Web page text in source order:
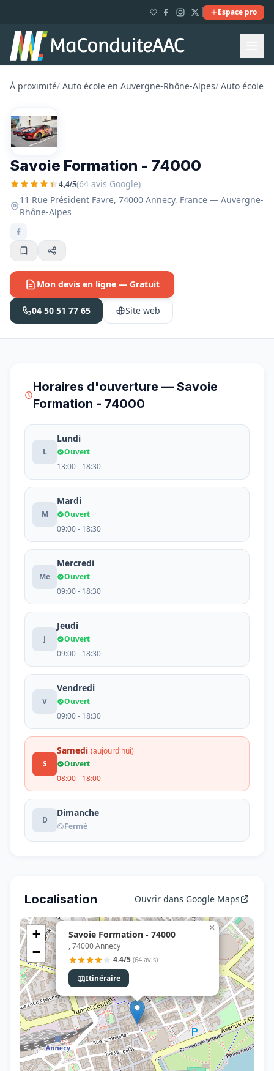
Espace pro
À proximité/ Auto école en Auvergne-Rhône-Alpes/ Auto école
Savoie Formation - 74000
4,4/5(64 avis Google)
11 Rue Président Favre, 74000 Annecy, France — Auvergne-
Rhône-Alpes
Mon devis en ligne — Gratuit
04 50 51 77 65 Site web
Horaires d'ouverture — Savoie
Formation - 74000
L
Lundi
Ouvert
13:00 - 18:30
M
Mardi
Ouvert
09:00 - 18:30
Me
Mercredi
Ouvert
09:00 - 18:30
J
Jeudi
Ouvert
09:00 - 18:30
V
Vendredi
Ouvert
09:00 - 18:30
S
Samedi (aujourd'hui)
Ouvert
08:00 - 18:00
D
Dimanche
Fermé
Localisation Ouvrir dans Google Maps
Savoie Formation - 74000
, 74000 Annecy
4.4/5 (64 avis)
Itinéraire
×
+
−